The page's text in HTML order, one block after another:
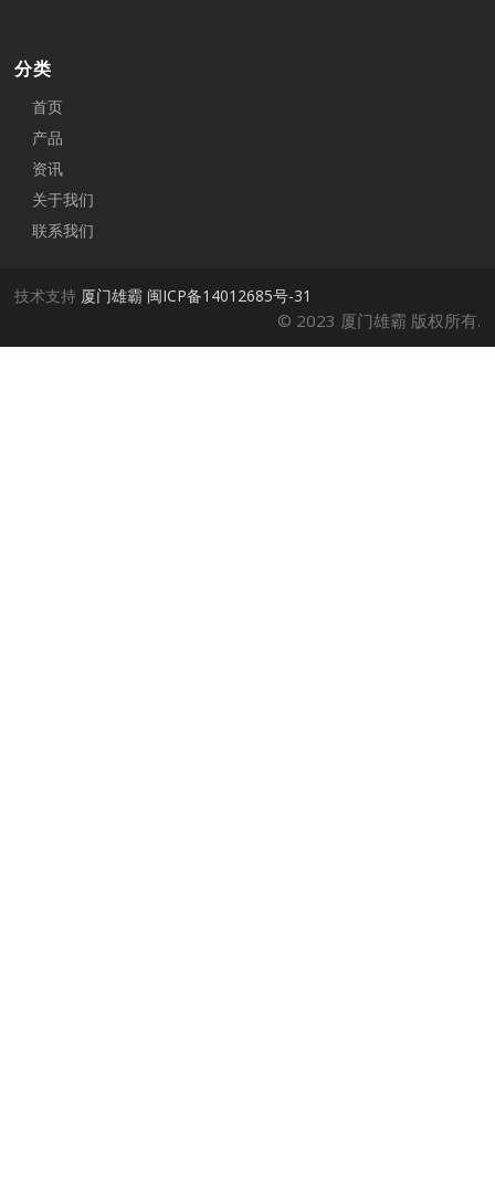
分类
首页
产品
资讯
关于我们
联系我们
技术支持 厦门雄霸 闽ICP备14012685号-31
© 2023 厦门雄霸 版权所有.